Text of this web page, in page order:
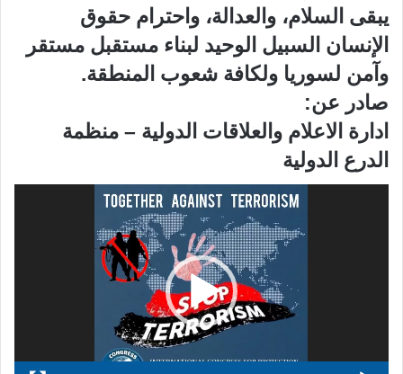
يبقى السلام، والعدالة، واحترام حقوق
الإنسان السبيل الوحيد لبناء مستقبل مستقر
وآمن لسوريا ولكافة شعوب المنطقة.
صادر عن:
ادارة الاعلام والعلاقات الدولية – منظمة
الدرع الدولية